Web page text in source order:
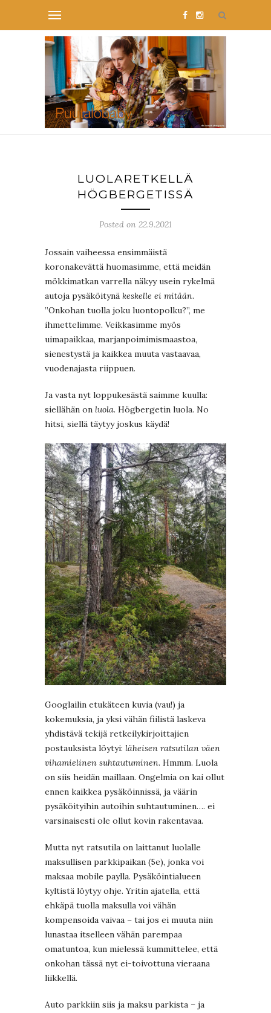
LUOLARETKELLÄ
HÖGBERGETISSÄ
Posted on 22.9.2021
Jossain vaiheessa ensimmäistä
koronakevättä huomasimme, että meidän
mökkimatkan varrella näkyy usein rykelmä
autoja pysäköitynä keskelle ei mitään.
”Onkohan tuolla joku luontopolku?”, me
ihmettelimme. Veikkasimme myös
uimapaikkaa, marjanpoimimismaastoa,
sienestystä ja kaikkea muuta vastaavaa,
vuodenajasta riippuen.
Ja vasta nyt loppukesästä saimme kuulla:
siellähän on luola. Högbergetin luola. No
hitsi, siellä täytyy joskus käydä!
Googlailin etukäteen kuvia (vau!) ja
kokemuksia, ja yksi vähän fiilistä laskeva
yhdistävä tekijä retkeilykirjoittajien
postauksista löytyi: läheisen ratsutilan väen
vihamielinen suhtautuminen. Hmmm. Luola
on siis heidän maillaan. Ongelmia on kai ollut
ennen kaikkea pysäköinnissä, ja väärin
pysäköityihin autoihin suhtautuminen…. ei
varsinaisesti ole ollut kovin rakentavaa.
Mutta nyt ratsutila on laittanut luolalle
maksullisen parkkipaikan (5e), jonka voi
maksaa mobile paylla. Pysäköintialueen
kyltistä löytyy ohje. Yritin ajatella, että
ehkäpä tuolla maksulla voi vähän
kompensoida vaivaa – tai jos ei muuta niin
lunastaa itselleen vähän parempaa
omatuntoa, kun mielessä kummittelee, että
onkohan tässä nyt ei-toivottuna vieraana
liikkellä.
Auto parkkiin siis ja maksu parkista – ja